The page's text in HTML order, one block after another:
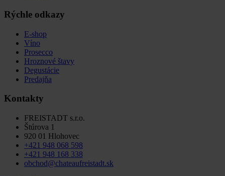
Rýchle odkazy
E-shop
Víno
Prosecco
Hroznové štavy
Degustácie
Predajňa
Kontakty
FREISTADT s.r.o.
Štúrova 1
920 01 Hlohovec
+421 948 068 598
+421 948 168 338
obchod@chateaufreistadt.sk